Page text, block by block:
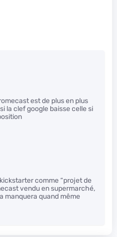
est de plus en plus
la clef google baisse celle si
comme “projet de
vendu en supermarché,
manquera quand même